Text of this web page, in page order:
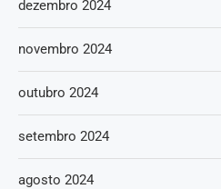
dezembro 2024
novembro 2024
outubro 2024
setembro 2024
agosto 2024